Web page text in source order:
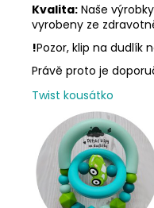
Kvalita: Naše
vyrobeny ze
!Pozor, klip na dudlík
Právě proto je
Twist kousátko